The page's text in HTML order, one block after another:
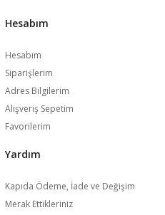
Hesabım
Hesabım
Siparişlerim
Adres Bilgilerim
Alışveriş Sepetim
Favorilerim
Yardım
Kapıda Ödeme, İade ve Değişim
Merak Ettikleriniz